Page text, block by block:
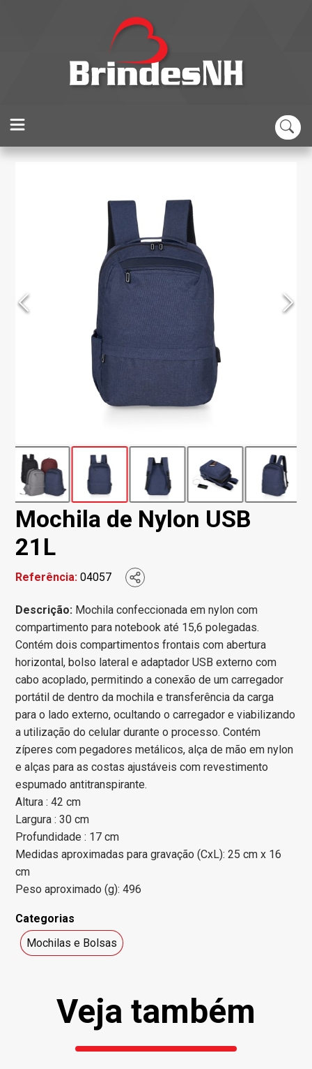
Mochila de Nylon USB
21L
Referência:04057
Descrição: Mochila confeccionada em nylon com
compartimento para notebook até 15,6 polegadas.
Contém dois compartimentos frontais com abertura
horizontal, bolso lateral e adaptador USB externo com
cabo acoplado, permitindo a conexão de um carregador
portátil de dentro da mochila e transferência da carga
para o lado externo, ocultando o carregador e viabilizando
a utilização do celular durante o processo. Contém
zíperes com pegadores metálicos, alça de mão em nylon
e alças para as costas ajustáveis com revestimento
espumado antitranspirante.
Altura : 42 cm
Largura : 30 cm
Profundidade : 17 cm
Medidas aproximadas para gravação (CxL): 25 cm x 16
cm
Peso aproximado (g): 496
Categorias
Mochilas e Bolsas
Veja também